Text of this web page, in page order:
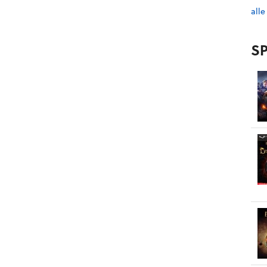
alle